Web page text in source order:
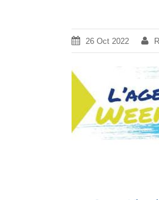
26 Oct 2022